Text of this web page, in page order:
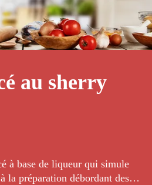
au sherry
à base de liqueur qui simule
la préparation débordant des